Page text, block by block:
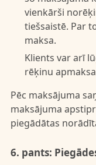
vienkārši
tiešsaistē. Par
maksa.
Klients var arī
rēķinu
Pēc maksājuma
maksājuma
piegādātas
6. pants: